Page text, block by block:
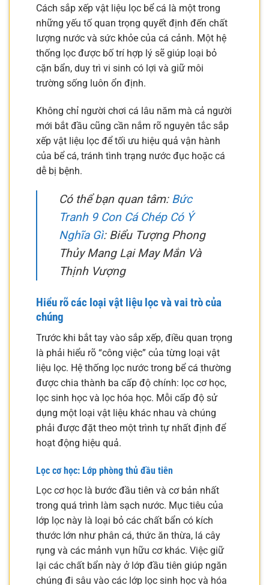
Cách sắp xếp vật liệu lọc bể cá là một trong
những yếu tố quan trọng quyết định đến chất
lượng nước và sức khỏe của cá cảnh. Một hệ
thống lọc được bố trí hợp lý sẽ giúp loại bỏ
cặn bẩn, duy trì vi sinh có lợi và giữ môi
trường sống luôn ổn định.
Không chỉ người chơi cá lâu năm mà cả người
mới bắt đầu cũng cần nắm rõ nguyên tắc sắp
xếp vật liệu lọc để tối ưu hiệu quả vận hành
của bể cá, tránh tình trạng nước đục hoặc cá
dễ bị bệnh.
Có thể bạn quan tâm: Bức
Tranh 9 Con Cá Chép Có Ý
Nghĩa Gì: Biểu Tượng Phong
Thủy Mang Lại May Mắn Và
Thịnh Vượng
Hiểu rõ các loại vật liệu lọc và vai trò của
chúng
Trước khi bắt tay vào sắp xếp, điều quan trọng
là phải hiểu rõ “công việc” của từng loại vật
liệu lọc. Hệ thống lọc nước trong bể cá thường
được chia thành ba cấp độ chính: lọc cơ học,
lọc sinh học và lọc hóa học. Mỗi cấp độ sử
dụng một loại vật liệu khác nhau và chúng
phải được đặt theo một trình tự nhất định để
hoạt động hiệu quả.
Lọc cơ học: Lớp phòng thủ đầu tiên
Lọc cơ học là bước đầu tiên và cơ bản nhất
trong quá trình làm sạch nước. Mục tiêu của
lớp lọc này là loại bỏ các chất bẩn có kích
thước lớn như phân cá, thức ăn thừa, lá cây
rụng và các mảnh vụn hữu cơ khác. Việc giữ
lại các chất bẩn này ở lớp đầu tiên giúp ngăn
chúng đi sâu vào các lớp lọc sinh học và hóa